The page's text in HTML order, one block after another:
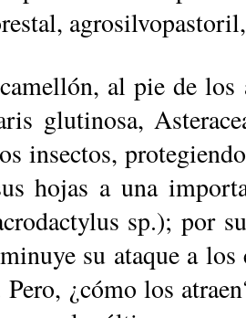
al pie de
glutinosa,
insectos,
hojas a una
sp.); por
su ataque a
¿cómo los